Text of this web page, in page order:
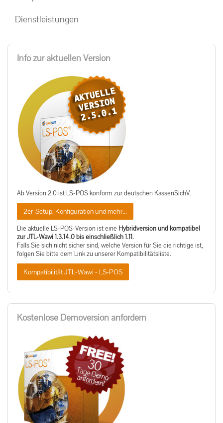
Dienstleistungen
Info zur aktuellen Version
Ab Version 2.0 ist LS-POS konform zur deutschen KassenSichV.
2er-Setup, Konfiguration und mehr...
Die aktuelle LS-POS-Version ist eine Hybridversion und kompatibel
zur JTL-Wawi 1.3.14.0 bis einschließlich 1.11.
Falls Sie sich nicht sicher sind, welche Version für Sie die richtige ist,
folgen Sie bitte dem Link zu unserer Kompatibilitätsliste.
Kompatibilität JTL-Wawi - LS-POS
Kostenlose Demoversion anfordern